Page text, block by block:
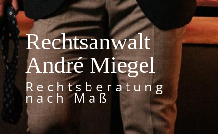
Rechtsanwalt
André Miegel
Rechtsberatung
nach Maß